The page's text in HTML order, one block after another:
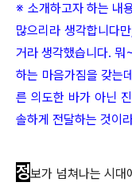
※ 소개하고자 하는 내
많으리라 생각합니다
거라 생각했습니다. 뭐
하는 마음가짐을 갖는
른 의도한 바가 아닌
솔하게 전달하는 것이
정보가 넘쳐나는 시대